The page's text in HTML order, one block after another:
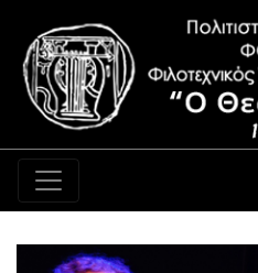
Κύρια πλοήγηση